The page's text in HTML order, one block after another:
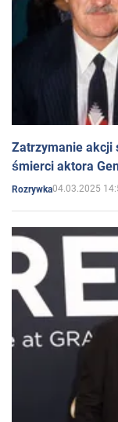
Zatrzymanie akcji
śmierci aktora
Rozrywka04.03.2025